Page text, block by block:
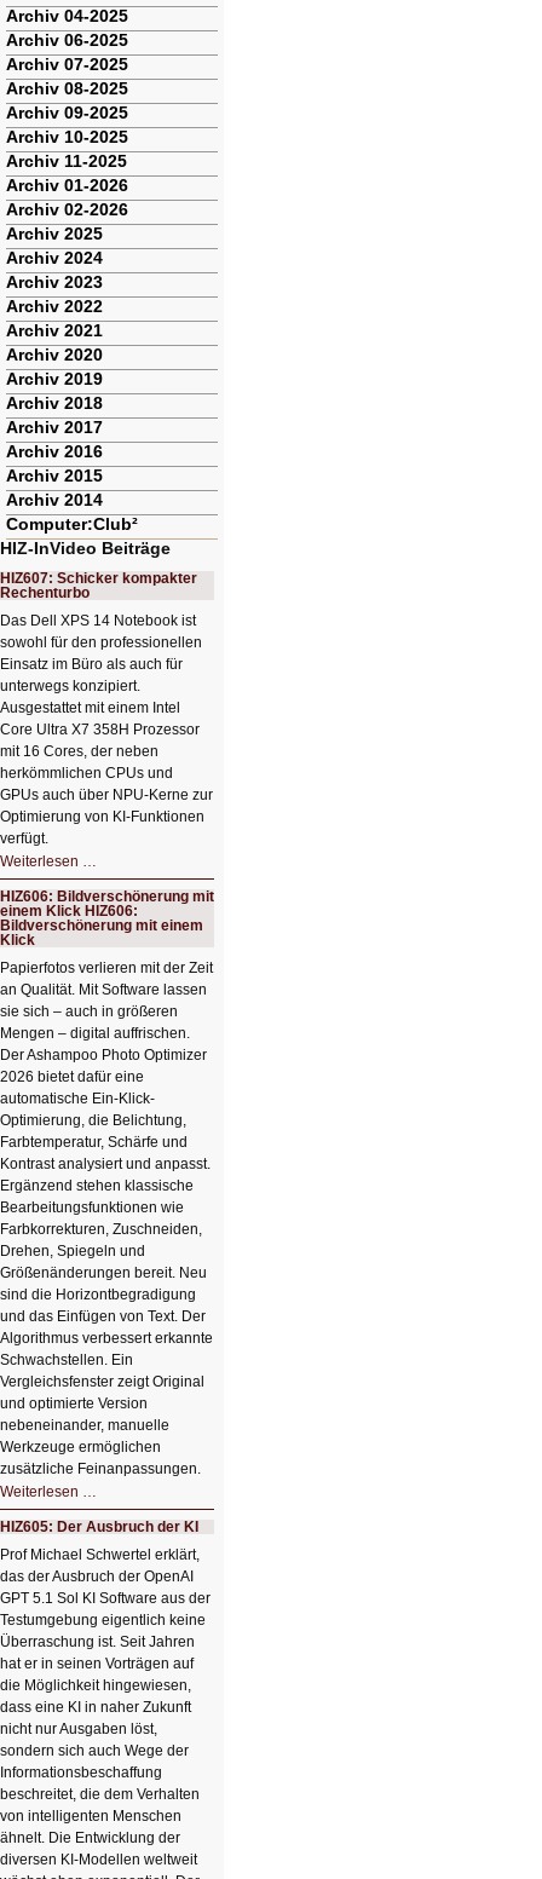
Archiv 04-2025
Archiv 06-2025
Archiv 07-2025
Archiv 08-2025
Archiv 09-2025
Archiv 10-2025
Archiv 11-2025
Archiv 01-2026
Archiv 02-2026
Archiv 2025
Archiv 2024
Archiv 2023
Archiv 2022
Archiv 2021
Archiv 2020
Archiv 2019
Archiv 2018
Archiv 2017
Archiv 2016
Archiv 2015
Archiv 2014
Computer:Club²
HIZ-InVideo Beiträge
HIZ607: Schicker kompakter
Rechenturbo
Das Dell XPS 14 Notebook ist
sowohl für den professionellen
Einsatz im Büro als auch für
unterwegs konzipiert.
Ausgestattet mit einem Intel
Core Ultra X7 358H Prozessor
mit 16 Cores, der neben
herkömmlichen CPUs und
GPUs auch über NPU-Kerne zur
Optimierung von KI-Funktionen
verfügt.
Weiterlesen …
Schicker
kompakter
Rechenturbo
HIZ606: Bildverschönerung mit
einem Klick HIZ606:
Bildverschönerung mit einem
Klick
Papierfotos verlieren mit der Zeit
an Qualität. Mit Software lassen
sie sich – auch in größeren
Mengen – digital auffrischen.
Der Ashampoo Photo Optimizer
2026 bietet dafür eine
automatische Ein-Klick-
Optimierung, die Belichtung,
Farbtemperatur, Schärfe und
Kontrast analysiert und anpasst.
Ergänzend stehen klassische
Bearbeitungsfunktionen wie
Farbkorrekturen, Zuschneiden,
Drehen, Spiegeln und
Größenänderungen bereit. Neu
sind die Horizontbegradigung
und das Einfügen von Text. Der
Algorithmus verbessert erkannte
Schwachstellen. Ein
Vergleichsfenster zeigt Original
und optimierte Version
nebeneinander, manuelle
Werkzeuge ermöglichen
zusätzliche Feinanpassungen.
Weiterlesen …
Bildverschönerung
mit
einem
Klick
HIZ606:
Bildverschönerung
mit
einem
Klick
HIZ605: Der Ausbruch der KI
Prof Michael Schwertel erklärt,
das der Ausbruch der OpenAI
GPT 5.1 Sol KI Software aus der
Testumgebung eigentlich keine
Überraschung ist. Seit Jahren
hat er in seinen Vorträgen auf
die Möglichkeit hingewiesen,
dass eine KI in naher Zukunft
nicht nur Ausgaben löst,
sondern sich auch Wege der
Informationsbeschaffung
beschreitet, die dem Verhalten
von intelligenten Menschen
ähnelt. Die Entwicklung der
diversen KI-Modellen weltweit